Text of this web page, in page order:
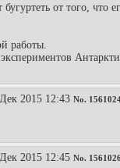
от того, что
работы.
экспериментов
2015 12:43 No.
2015 12:45 No.